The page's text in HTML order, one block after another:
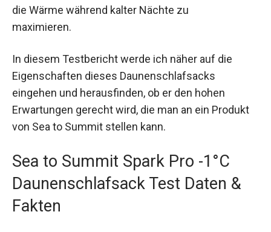
die Wärme während kalter Nächte zu
maximieren.
In diesem Testbericht werde ich näher auf die
Eigenschaften dieses Daunenschlafsacks
eingehen und herausfinden, ob er den hohen
Erwartungen gerecht wird, die man an ein Produkt
von Sea to Summit stellen kann.
Sea to Summit Spark Pro -1°C
Daunenschlafsack Test Daten &
Fakten